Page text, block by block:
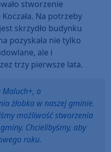
stworzenie
Na potrzeby
skrzydło budynku
pozyskała nie tylko
ale i
trzy pierwsze lata.
o
żłobka w naszej gminie.
możliwość stworzenia
Chcielibyśmy, aby
roku.